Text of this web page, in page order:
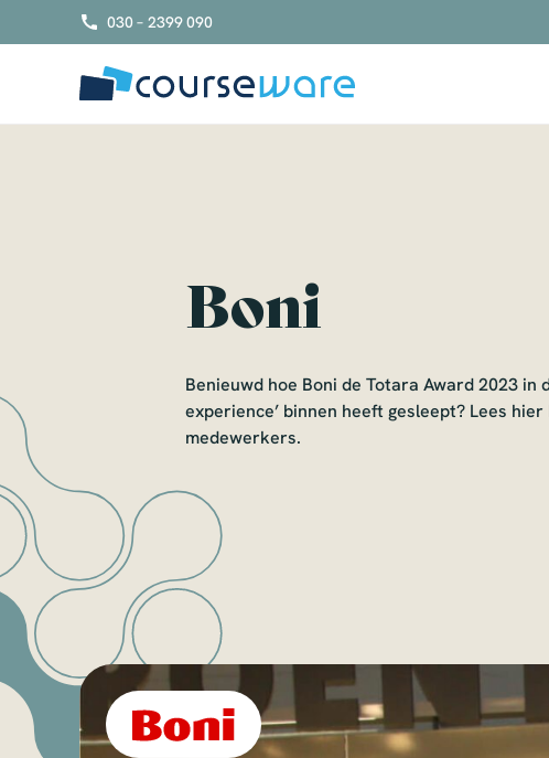
030 – 2399 090
Boni
Benieuwd hoe Boni de Totara Award 2023 in
experience’ binnen heeft gesleept? Lees
medewerkers.